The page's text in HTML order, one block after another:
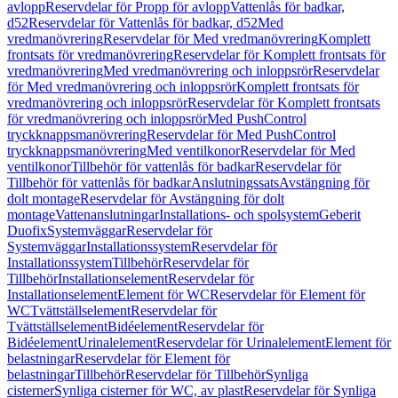
avloppReservdelar för Propp för avloppVattenlås för badkar,
d52Reservdelar för Vattenlås för badkar, d52Med
vredmanövreringReservdelar för Med vredmanövreringKomplett
frontsats för vredmanövreringReservdelar för Komplett frontsats för
vredmanövreringMed vredmanövrering och inloppsrörReservdelar
för Med vredmanövrering och inloppsrörKomplett frontsats för
vredmanövrering och inloppsrörReservdelar för Komplett frontsats
för vredmanövrering och inloppsrörMed PushControl
tryckknappsmanövreringReservdelar för Med PushControl
tryckknappsmanövreringMed ventilkonorReservdelar för Med
ventilkonorTillbehör för vattenlås för badkarReservdelar för
Tillbehör för vattenlås för badkarAnslutningssatsAvstängning för
dolt montageReservdelar för Avstängning för dolt
montageVattenanslutningarInstallations- och spolsystemGeberit
DuofixSystemväggarReservdelar för
SystemväggarInstallationssystemReservdelar för
InstallationssystemTillbehörReservdelar för
TillbehörInstallationselementReservdelar för
InstallationselementElement för WCReservdelar för Element för
WCTvättställselementReservdelar för
TvättställselementBidéelementReservdelar för
BidéelementUrinalelementReservdelar för UrinalelementElement för
belastningarReservdelar för Element för
belastningarTillbehörReservdelar för TillbehörSynliga
cisternerSynliga cisterner för WC, av plastReservdelar för Synliga